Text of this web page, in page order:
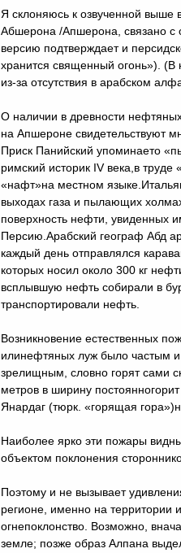
Я склоняюсь к озвученной выше
Абшерона /Апшерона, связано с
версию подтверждает и
хранится священный огонь»). (В
из-за отсутствия в арабском
О наличии в древности
на Апшероне свидетельствуют
Приск Панийский упоминаето
римский историк IV века,в
«нафт»на местном
выходах газа и пылающих
поверхность нефти, увиденных
Персию.Арабский географ Абд
каждый день отправлялся
которых носил около 300 кг
всплывшую нефть собирали в
транспортировали нефть.
Возникновение естественных
илинефтяных луж было частым
зрелищным, словно горят сами
метров в ширину
Янардаг (тюрк. «горящая
Наиболее ярко эти пожары
объектом поклонения
Поэтому и не вызывает
регионе, именно на территории
огнепоклонство. Возможно,
земле; позже образ Алпана